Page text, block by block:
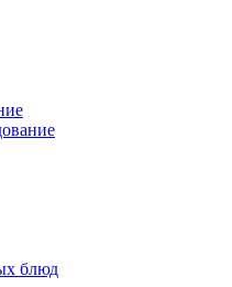
блюд